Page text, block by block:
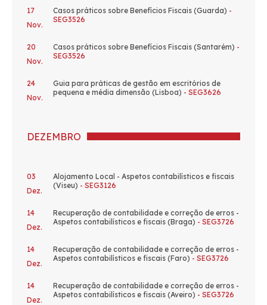
17
Nov.
Casos práticos sobre Benefícios Fiscais (Guarda) -
SEG3526
20
Nov.
Casos práticos sobre Benefícios Fiscais (Santarém) -
SEG3526
24
Nov.
Guia para práticas de gestão em escritórios de
pequena e média dimensão (Lisboa) - SEG3626
DEZEMBRO
03
Dez.
Alojamento Local - Aspetos contabilísticos e fiscais
(Viseu) - SEG3126
14
Dez.
Recuperação de contabilidade e correção de erros -
Aspetos contabilísticos e fiscais (Braga) - SEG3726
14
Dez.
Recuperação de contabilidade e correção de erros -
Aspetos contabilísticos e fiscais (Faro) - SEG3726
14
Dez.
Recuperação de contabilidade e correção de erros -
Aspetos contabilísticos e fiscais (Aveiro) - SEG3726